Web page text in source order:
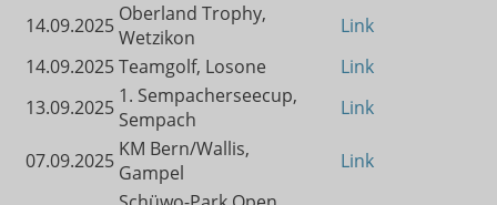
14.09.2025 Oberland Trophy,
Wetzikon
Link
14.09.2025Teamgolf, Losone
Link
13.09.2025 1. Sempacherseecup,
Sempach
Link
07.09.2025 KM Bern/Wallis,
Gampel
Link